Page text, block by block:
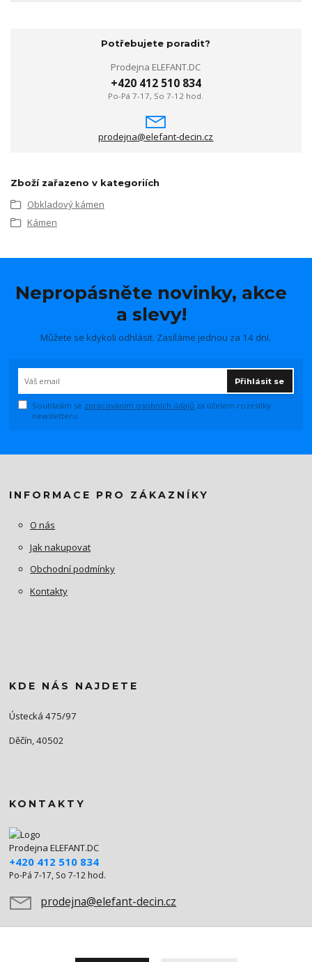
Potřebujete poradit?
Prodejna ELEFANT.DC
+420 412 510 834
Po-Pá 7-17, So 7-12 hod.
prodejna@elefant-decin.cz
Zboží zařazeno v kategoriích
Obkladový kámen
Kámen
Nepropásněte novinky, akce
a slevy!
Můžete se kdykoli odhlásit. Zasíláme jednou za 14 dní.
Přihlásit se
Souhlasím se zpracováním osobních údajů za účelem rozesílky
newsletteru.
INFORMACE PRO ZÁKAZNÍKY
O nás
Jak nakupovat
Obchodní podmínky
Kontakty
KDE NÁS NAJDETE
Ústecká 475/97
Děčín, 40502
KONTAKTY
Prodejna ELEFANT.DC
+420 412 510 834
Po-Pá 7-17, So 7-12 hod.
prodejna@elefant-decin.cz